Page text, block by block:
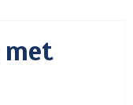
met